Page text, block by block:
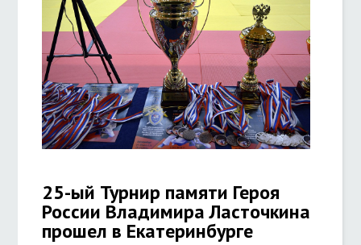
25-ый Турнир памяти Героя
России Владимира Ласточкина
прошел в Екатеринбурге